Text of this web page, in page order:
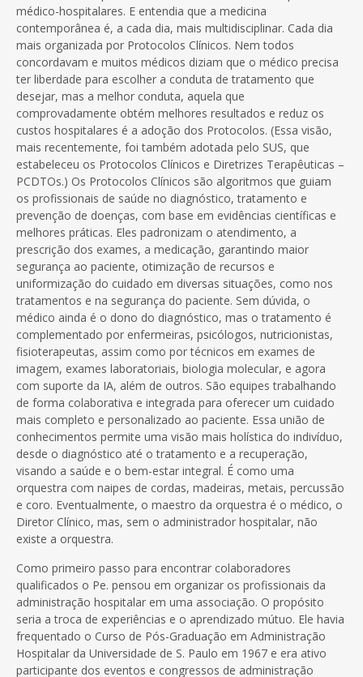
médico-hospitalares. E entendia que a medicina
contemporânea é, a cada dia, mais multidisciplinar. Cada dia
mais organizada por Protocolos Clínicos. Nem todos
concordavam e muitos médicos diziam que o médico precisa
ter liberdade para escolher a conduta de tratamento que
desejar, mas a melhor conduta, aquela que
comprovadamente obtém melhores resultados e reduz os
custos hospitalares é a adoção dos Protocolos. (Essa visão,
mais recentemente, foi também adotada pelo SUS, que
estabeleceu os Protocolos Clínicos e Diretrizes Terapêuticas –
PCDTOs.) Os Protocolos Clínicos são algoritmos que guiam
os profissionais de saúde no diagnóstico, tratamento e
prevenção de doenças, com base em evidências científicas e
melhores práticas. Eles padronizam o atendimento, a
prescrição dos exames, a medicação, garantindo maior
segurança ao paciente, otimização de recursos e
uniformização do cuidado em diversas situações, como nos
tratamentos e na segurança do paciente. Sem dúvida, o
médico ainda é o dono do diagnóstico, mas o tratamento é
complementado por enfermeiras, psicólogos, nutricionistas,
fisioterapeutas, assim como por técnicos em exames de
imagem, exames laboratoriais, biologia molecular, e agora
com suporte da IA, além de outros. São equipes trabalhando
de forma colaborativa e integrada para oferecer um cuidado
mais completo e personalizado ao paciente. Essa união de
conhecimentos permite uma visão mais holística do indivíduo,
desde o diagnóstico até o tratamento e a recuperação,
visando a saúde e o bem-estar integral. É como uma
orquestra com naipes de cordas, madeiras, metais, percussão
e coro. Eventualmente, o maestro da orquestra é o médico, o
Diretor Clínico, mas, sem o administrador hospitalar, não
existe a orquestra.
Como primeiro passo para encontrar colaboradores
qualificados o Pe. pensou em organizar os profissionais da
administração hospitalar em uma associação. O propósito
seria a troca de experiências e o aprendizado mútuo. Ele havia
frequentado o Curso de Pós-Graduação em Administração
Hospitalar da Universidade de S. Paulo em 1967 e era ativo
participante dos eventos e congressos de administração